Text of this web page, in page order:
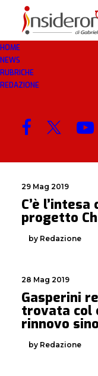
HOME
NEWS
RUBRICHE
REDAZIONE
INTESA
MENU
29 Mag 2019
C’è
progetto
by Redazione
28 Mag 2019
Gasperini
trovata col
rinnovo
by Redazione